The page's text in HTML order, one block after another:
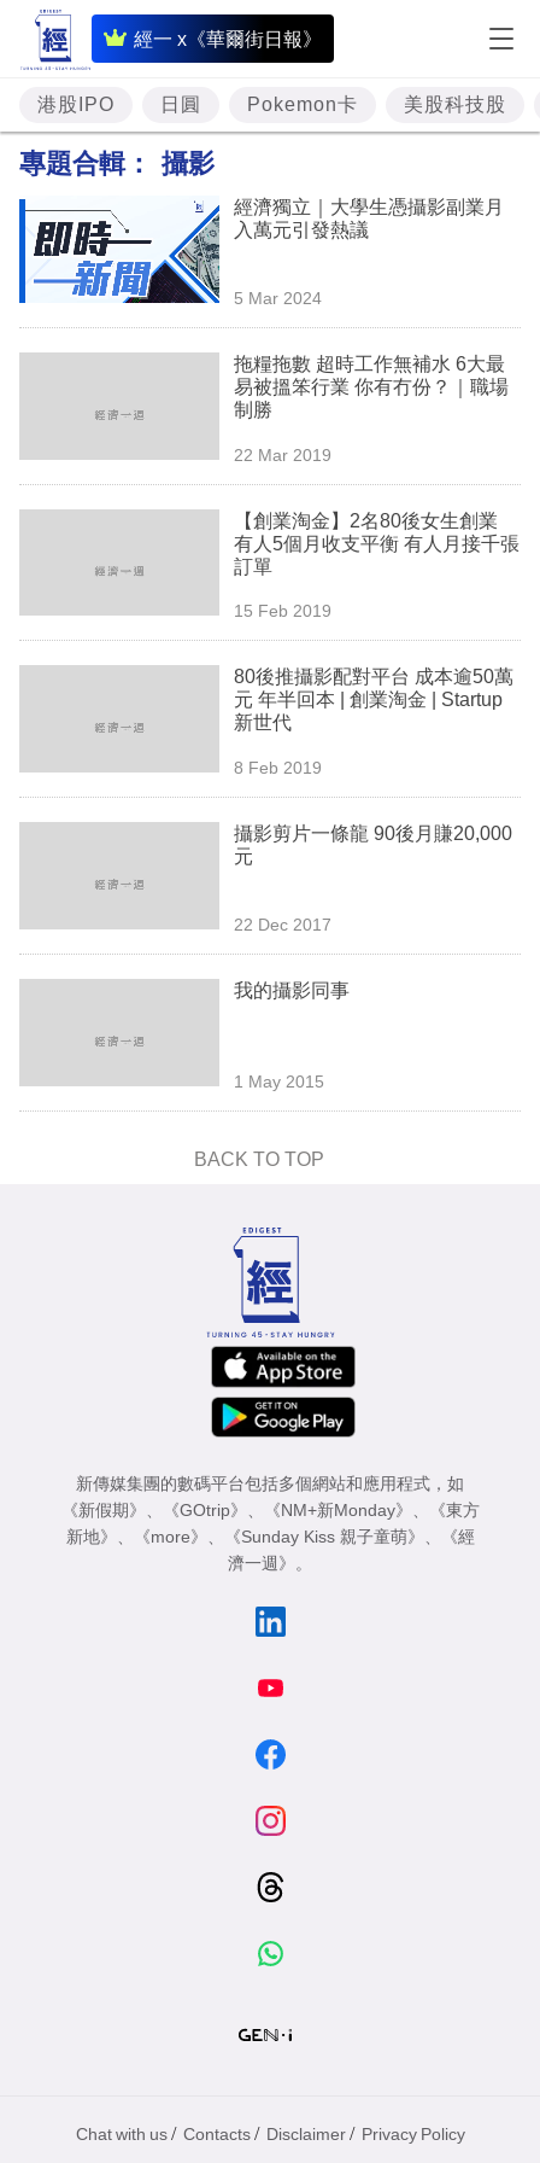
經一 x《華爾街日報》
即
時
財
經
投
資
樓
技
生
欄
港股IPO 日圓 Pokemon卡 美股科技股
專題合輯： 攝影
經濟獨立｜大學生憑攝影副業月
入萬元引發熱議
5 Mar 2024
拖糧拖數 超時工作無補水 6大最
易被搵笨行業 你有冇份？｜職場
制勝
22 Mar 2019
【創業淘金】2名80後女生創業
有人5個月收支平衡 有人月接千張
訂單
15 Feb 2019
80後推攝影配對平台 成本逾50萬
元 年半回本 | 創業淘金 | Startup
新世代
8 Feb 2019
攝影剪片一條龍 90後月賺20,000
元
22 Dec 2017
我的攝影同事
1 May 2015
BACK TO TOP
新傳媒集團的數碼平台包括多個網站和應用程式，如
《新假期》
《GOtrip》 《NM+新Monday》
《東方
新地》
《more》 《Sunday Kiss 親子童萌》
《經
濟一週》
。
Chat with us / Contacts / Disclaimer / Privacy Policy